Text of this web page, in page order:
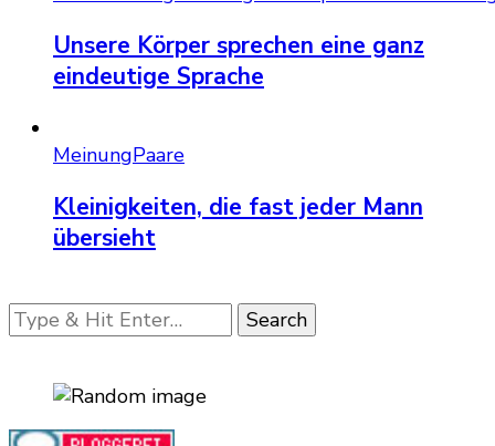
Unsere Körper sprechen eine ganz
eindeutige Sprache
MeinungPaare
Kleinigkeiten, die fast jeder Mann
übersieht
Looking
for